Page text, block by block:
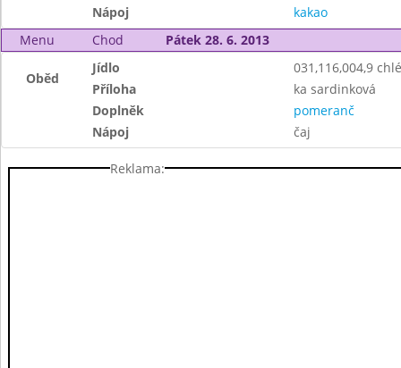
Nápoj
kakao
Menu
Chod Pátek 28. 6. 2013
Oběd
Jídlo
031,116,004,9
Příloha
ka sardinková
Doplněk
pomeranč
Nápoj
čaj
Reklama: